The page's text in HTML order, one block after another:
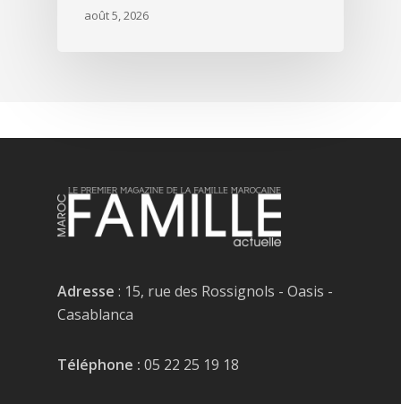
août 5, 2026
Adresse : 15, rue des Rossignols - Oasis -
Casablanca
Téléphone : 05 22 25 19 18